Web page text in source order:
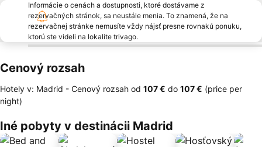
Informácie o cenách a dostupnosti, ktoré dostávame z
rezervačných stránok, sa neustále menia. To znamená, že na
rezervačnej stránke nemusíte vždy nájsť presne rovnakú ponuku,
ktorú ste videli na lokalite trivago.
Cenový rozsah
Hotely v: Madrid - Cenový rozsah od ‎107 € do ‎107 € (price per
night)
Iné pobyty v destinácii Madrid